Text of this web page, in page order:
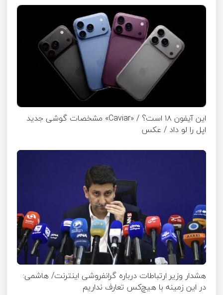
این آیفون ۱۸ است؟ / «Caviar» مشخصات گوشی جدید
اپل را لو داد / عکس
هشدار وزیر ارتباطات درباره گرانفروشی اینترنت/ هاشمی:
در این زمینه با هیچ‌کس تعارف نداریم